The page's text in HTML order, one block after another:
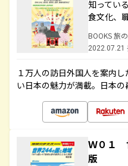
知ってい
食文化、
BOOKS 旅
2022.07.21
１万人の訪日外国人を案内
い日本の魅力が満載。日本の
Ｗ０１
版